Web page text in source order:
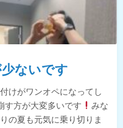
ないです
けがワンオペになってし
す方が大変多いです
みな
の夏も元気に乗り切りま